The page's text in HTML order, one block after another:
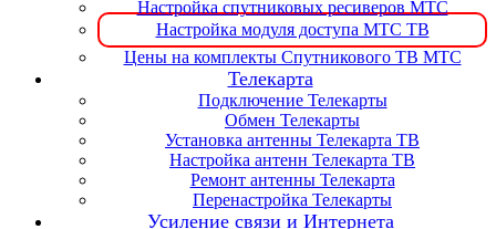
Настройка спутниковых ресиверов МТС
Настройка модуля доступа МТС ТВ
Цены на комплекты Спутникового ТВ МТС
Телекарта
Подключение Телекарты
Обмен Телекарты
Установка антенны Телекарта ТВ
Настройка антенн Телекарта ТВ
Ремонт антенны Телекарта
Перенастройка Телекарты
Усиление связи и Интернета